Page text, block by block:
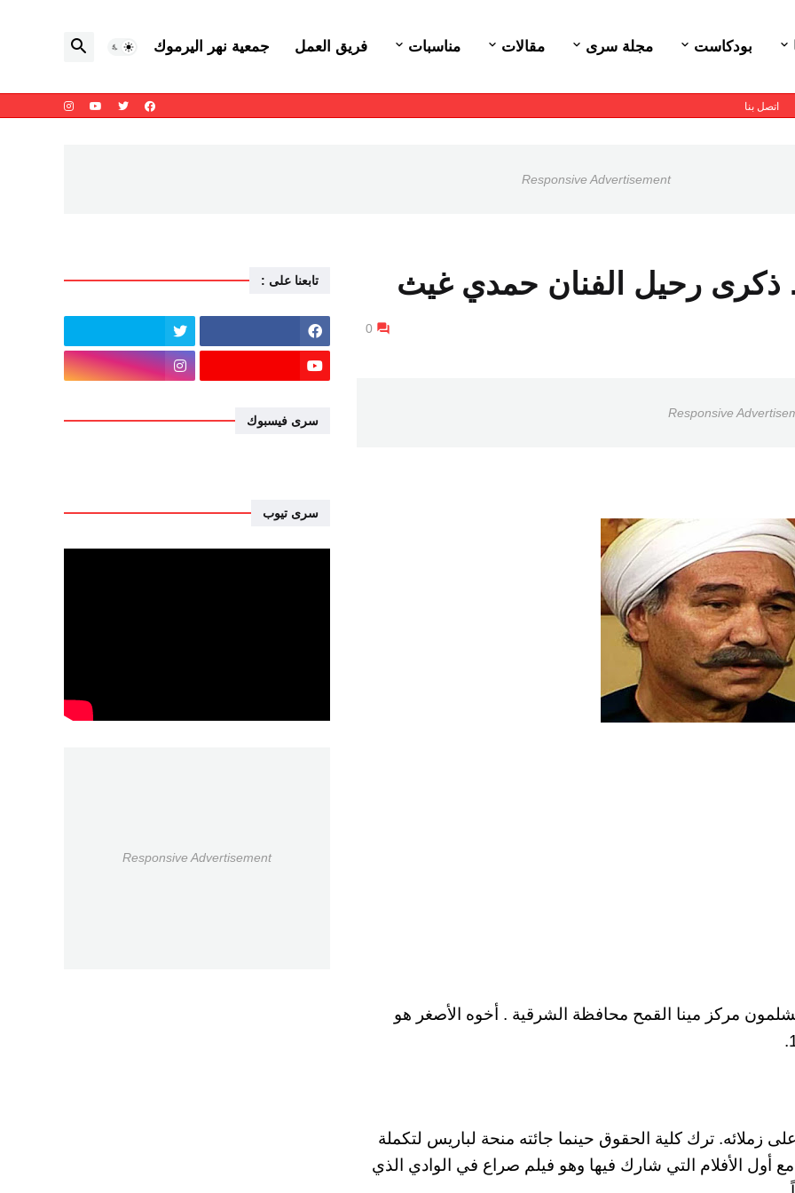
بودكاست مجلة سرى مقالات مناسبات فريق العمل جمعية نهر اليرموك
اتصل بنا
Responsive Advertisement
رحيل الفنان حمدي غيث
0
Responsive
1924 في قرية كفر شلشلمون مركز مينا القمح محافظة الشرقية . أخوه الأصغر هو
زملائه. ترك كلية الحقوق حينما جائته منحة لباريس لتكملة
المسرحية، وكانت بدايته الفنية عام 1954 مع أول الأفلام التي شارك فيها وهو فيلم صراع في الوادي الذي
تابعنا على :
سرى فيسبوك
سرى تيوب
Responsive Advertisement